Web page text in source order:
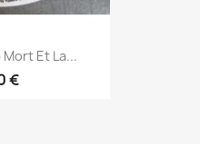
Et La...
€